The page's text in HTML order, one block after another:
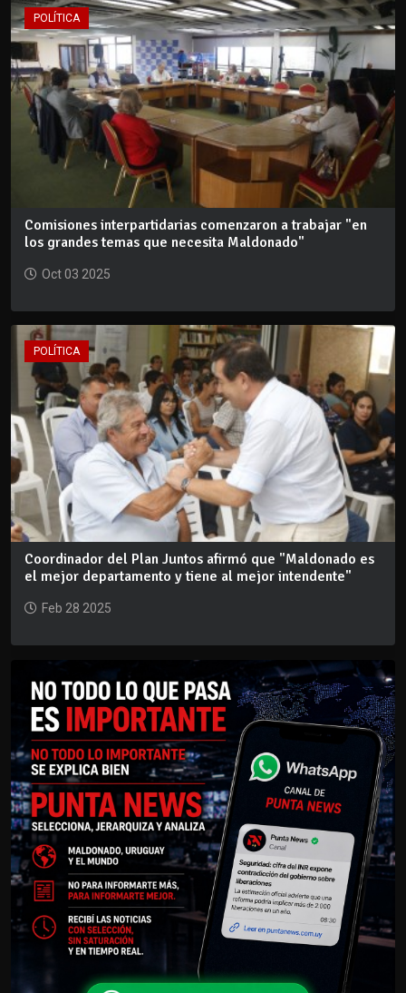
POLÍTICA
Comisiones interpartidarias comenzaron a trabajar "en
los grandes temas que necesita Maldonado"
Oct 03 2025
POLÍTICA
Coordinador del Plan Juntos afirmó que "Maldonado es
el mejor departamento y tiene al mejor intendente"
Feb 28 2025